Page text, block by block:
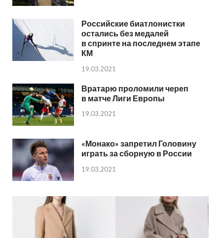
Российские биатлонистки
остались без медалей
в спринте на последнем этапе
КМ
19.03.2021
Вратарю проломили череп
в матче Лиги Европы
19.03.2021
«Монако» запретил Головину
играть за сборную в России
19.03.2021